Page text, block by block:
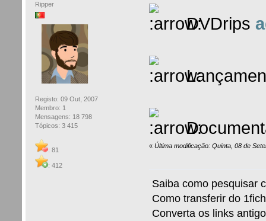
Ripper
Registo: 09 Out, 2007
Membro: 1
Mensagens: 18 798
Tópicos: 3 415
: 81
: 412
DVDrips
«Última modificação: Quinta, 08 de
Saiba como pesquisar
Como transferir do
Converta os links